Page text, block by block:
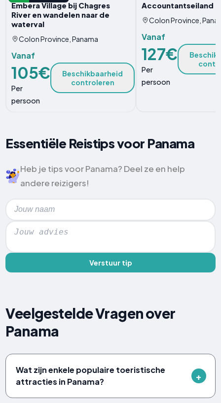
Embera Village bij Chagres
River en wandelen naar de
waterval
Colon Province, Panama
Vanaf
105€
Per
persoon
Beschikbaarheid
controleren
Accountantseiland
Colon Province,
Vanaf
127€
Per
persoon
Essentiële Reistips voor Panama
Heb je tips voor Panama? Deel ze en help
andere reizigers!
Verstuur tip
Veelgestelde Vragen over
Panama
Wat zijn enkele populaire toeristische
attracties in Panama?